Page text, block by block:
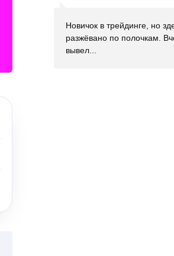
Новичок в трейдинге, но
разжёвано по полочкам.
вывел...